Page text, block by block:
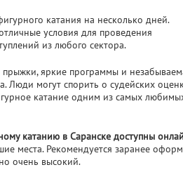
катания на несколько дней.
условия для проведения
из любого сектора.
яркие программы и
Люди могут спорить о судейских
катание одним из самых
катанию в Саранске доступны
места. Рекомендуется заранее
очень высокий.